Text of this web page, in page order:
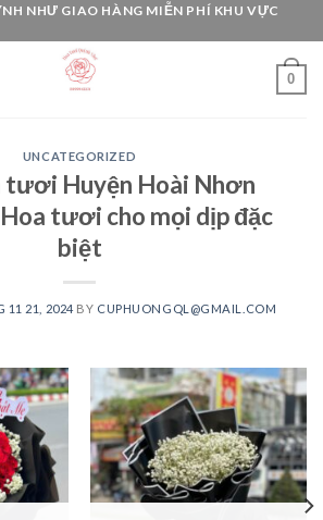
NHƯ GIAO HÀNG MIỄN PHÍ KHU VỰC
0
UNCATEGORIZED
tươi Huyện Hoài Nhơn
tươi cho mọi dịp đặc
biệt
11 21, 2024 BY CUPHUONGQL@GMAIL.COM